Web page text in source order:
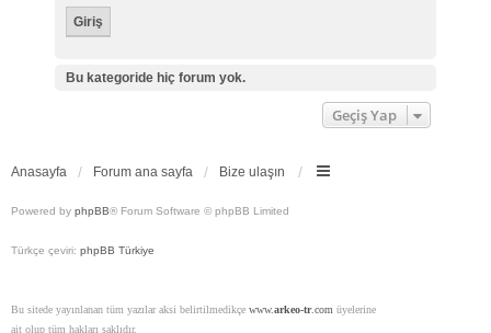
Bu kategoride hiç forum yok.
Geçiş Yap
Anasayfa Forum ana sayfa Bize ulaşın
Powered by phpBB® Forum Software © phpBB Limited
Türkçe çeviri: phpBB Türkiye
Bu sitede yayınlanan tüm yazılar aksi belirtilmedikçe www.arkeo-tr.com üyelerine
ait olup tüm hakları saklıdır.